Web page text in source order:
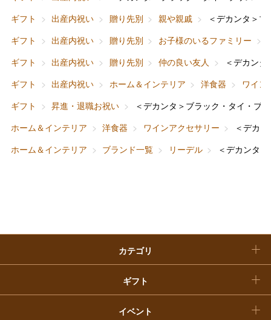
ギフト
出産内祝い 贈り先別 親や親戚
＜デカンタ＞
ギフト
出産内祝い 贈り先別 お子様のいるファミリー
ギフト
出産内祝い 贈り先別 仲の良い友人
＜デカン
ギフト
出産内祝い ホーム＆インテリア 洋食器
ワイン
ギフト
昇進・退職お祝い
＜デカンタ＞ブラック・タイ・ブ
ホーム＆インテリア
洋食器 ワインアクセサリー
＜デカ
ホーム＆インテリア
ブランド一覧 リーデル ＜デカンタ
カテゴリ
ファッション
ホーム＆インテリア
ベビー＆キッズ
ギフト
出産内祝い
結婚内祝い
お香典返し
快気祝い
イベント
母の日
父の日
お中元
敬老の日
福袋